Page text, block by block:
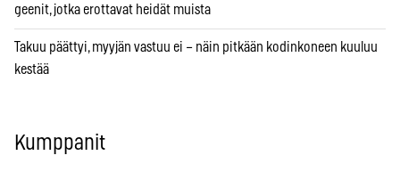
geenit, jotka erottavat heidät muista
Takuu päättyi, myyjän vastuu ei – näin pitkään kodinkoneen kuuluu
kestää
Kumppanit